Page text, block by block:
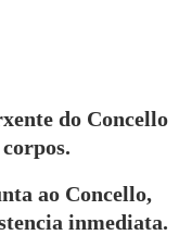
do Concello
ao Concello,
inmediata.